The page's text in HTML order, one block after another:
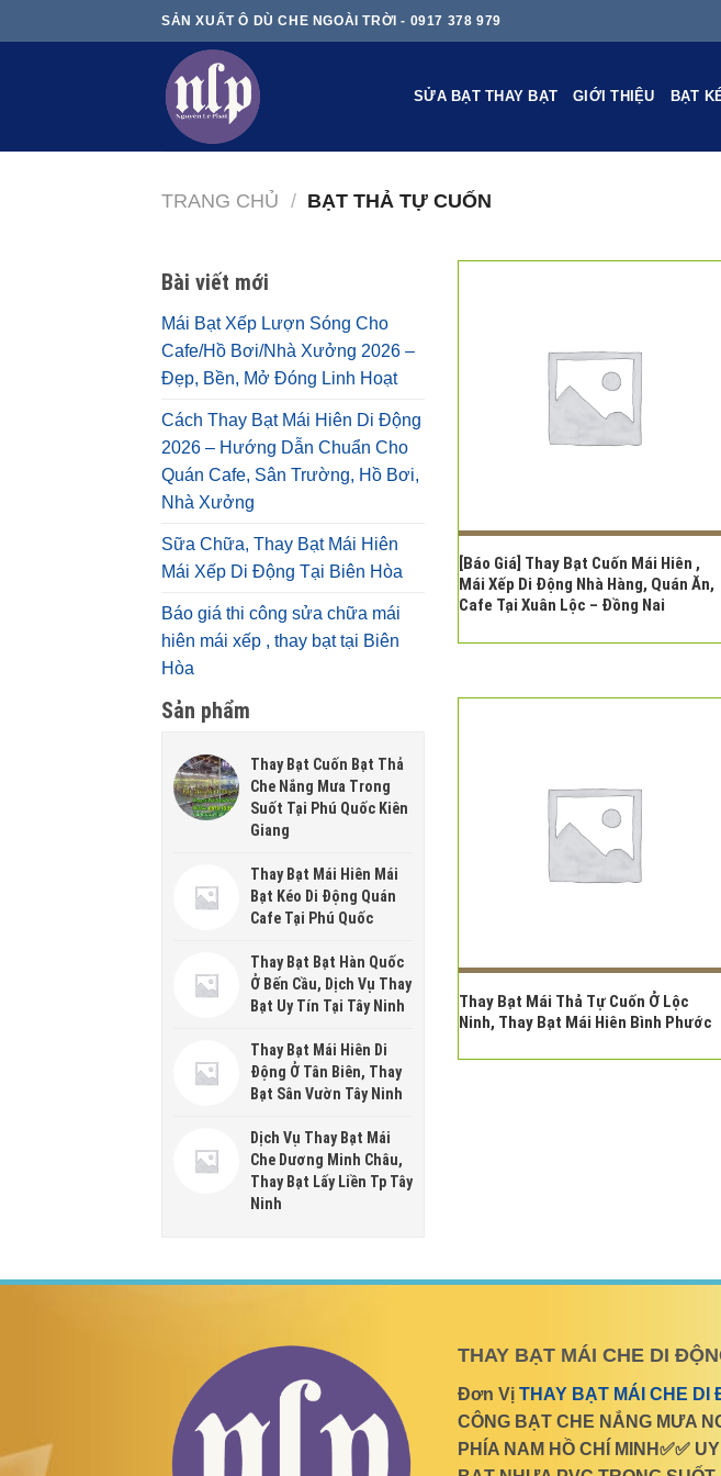
to
SẢN XUẤT Ô DÙ CHE NGOÀI TRỜI - 0917 378 979
SỬA BẠT THAY BẠT GIỚI THIỆU BẠT
TRANG CHỦ / BẠT THẢ TỰ CUỐN
Bài viết mới
Mái Bạt Xếp Lượn Sóng Cho
Cafe/Hồ Bơi/Nhà Xưởng 2026 –
Đẹp, Bền, Mở Đóng Linh Hoạt
Cách Thay Bạt Mái Hiên Di Động
2026 – Hướng Dẫn Chuẩn Cho
Quán Cafe, Sân Trường, Hồ Bơi,
Nhà Xưởng
Sữa Chữa, Thay Bạt Mái Hiên
Mái Xếp Di Động Tại Biên Hòa
Báo giá thi công sửa chữa mái
hiên mái xếp , thay bạt tại Biên
Hòa
Sản phẩm
Thay Bạt Cuốn Bạt Thả
Che Nắng Mưa Trong
Suốt Tại Phú Quốc Kiên
Giang
Thay Bạt Mái Hiên Mái
Bạt Kéo Di Động Quán
Cafe Tại Phú Quốc
Thay Bạt Bạt Hàn Quốc
Ở Bến Cầu, Dịch Vụ Thay
Bạt Uy Tín Tại Tây Ninh
Thay Bạt Mái Hiên Di
Động Ở Tân Biên, Thay
Bạt Sân Vườn Tây Ninh
Dịch Vụ Thay Bạt Mái
Che Dương Minh Châu,
Thay Bạt Lấy Liền Tp Tây
Ninh
[Báo Giá] Thay Bạt Cuốn Mái Hiên ,
Mái Xếp Di Động Nhà Hàng, Quán Ăn,
Cafe Tại Xuân Lộc – Đồng Nai
Thay Bạt Mái Thả Tự Cuốn Ở Lộc
Ninh, Thay Bạt Mái Hiên Bình Phước
THAY BẠT MÁI CHE DI
Đơn Vị THAY BẠT MÁI CHE DI
CÔNG BẠT CHE NẮNG MƯA
PHÍA NAM HỒ CHÍ MINH✅✅